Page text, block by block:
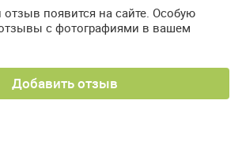
появится на сайте. Особую
с фотографиями в вашем
Добавить отзыв